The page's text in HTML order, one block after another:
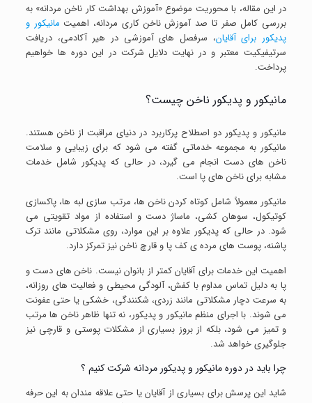
در این مقاله، با محوریت موضوع «آموزش بهداشت کار ناخن مردانه» به
بررسی کامل صفر تا صد آموزش ناخن کاری مردانه، اهمیت مانیکور و
پدیکور برای آقایان، سرفصل های آموزشی در هیر آکادمی، دریافت
سرتیفیکیت معتبر و در نهایت دلایل شرکت در این دوره ها خواهیم
پرداخت.
مانیکور و پدیکور ناخن چیست؟
مانیکور و پدیکور دو اصطلاح پرکاربرد در دنیای مراقبت از ناخن هستند.
مانیکور به مجموعه خدماتی گفته می شود که برای زیبایی و سلامت
ناخن های دست انجام می گیرد، در حالی که پدیکور شامل خدمات
مشابه برای ناخن های پا است.
مانیکور معمولاً شامل کوتاه کردن ناخن ها، مرتب سازی لبه ها، پاکسازی
کوتیکول، سوهان کشی، ماساژ دست و استفاده از مواد تقویتی می
شود. در حالی که پدیکور علاوه بر این موارد، روی مشکلاتی مانند ترک
پاشنه، پوست های مرده ی کف پا و قارچ ناخن نیز تمرکز دارد.
اهمیت این خدمات برای آقایان کمتر از بانوان نیست. ناخن های دست و
پا به دلیل تماس مداوم با کفش، آلودگی محیطی و فعالیت های روزانه،
به سرعت دچار مشکلاتی مانند زردی، شکنندگی، خشکی یا حتی عفونت
می شوند. با اجرای منظم مانیکور و پدیکور، نه تنها ظاهر ناخن ها مرتب
و تمیز می شود، بلکه از بروز بسیاری از مشکلات پوستی و قارچی نیز
جلوگیری خواهد شد.
چرا باید در دوره مانیکور و پدیکور مردانه شرکت کنیم ؟
شاید این پرسش برای بسیاری از آقایان یا حتی علاقه مندان به این حرفه